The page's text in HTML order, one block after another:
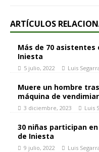
ARTÍCULOS
Más de 70 asistentes
Iniesta
5 julio, 2022 Luis
Muere un hombre
máquina de
3 diciembre, 2023 Luis
30 niñas participan
de Iniesta
9 julio, 2022 Luis